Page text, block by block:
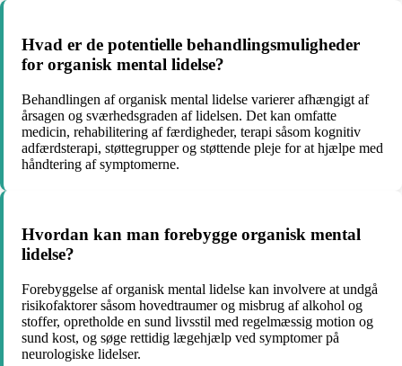
Hvad er de potentielle behandlingsmuligheder
for organisk mental lidelse?
Behandlingen af organisk mental lidelse varierer afhængigt af
årsagen og sværhedsgraden af lidelsen. Det kan omfatte
medicin, rehabilitering af færdigheder, terapi såsom kognitiv
adfærdsterapi, støttegrupper og støttende pleje for at hjælpe med
håndtering af symptomerne.
Hvordan kan man forebygge organisk mental
lidelse?
Forebyggelse af organisk mental lidelse kan involvere at undgå
risikofaktorer såsom hovedtraumer og misbrug af alkohol og
stoffer, opretholde en sund livsstil med regelmæssig motion og
sund kost, og søge rettidig lægehjælp ved symptomer på
neurologiske lidelser.